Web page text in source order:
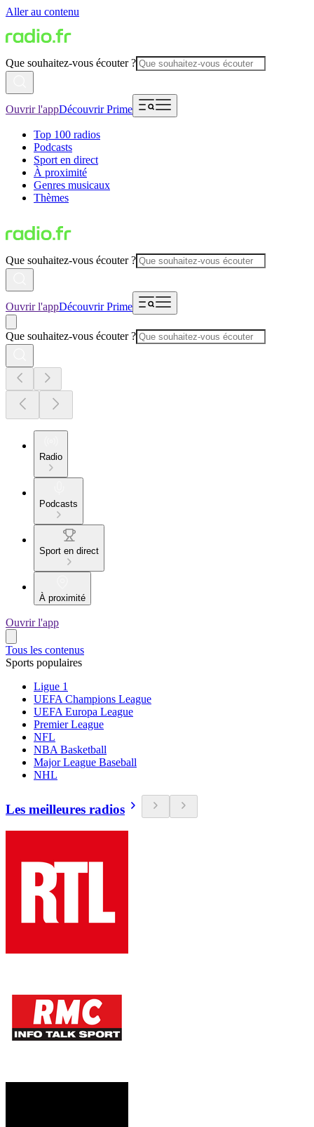
Aller au contenu
Que souhaitez-vous écouter ?
Ouvrir l'appDécouvrir Prime
Top 100 radios
Podcasts
Sport en direct
À proximité
Genres musicaux
Thèmes
Que souhaitez-vous écouter ?
Ouvrir l'appDécouvrir Prime
Que souhaitez-vous écouter ?
Radio
Podcasts
Sport en direct
À proximité
Ouvrir l'app
Tous les contenus
Sports populaires
Ligue 1
UEFA Champions League
UEFA Europa League
Premier League
NFL
NBA Basketball
Major League Baseball
NHL
Les meilleures radios